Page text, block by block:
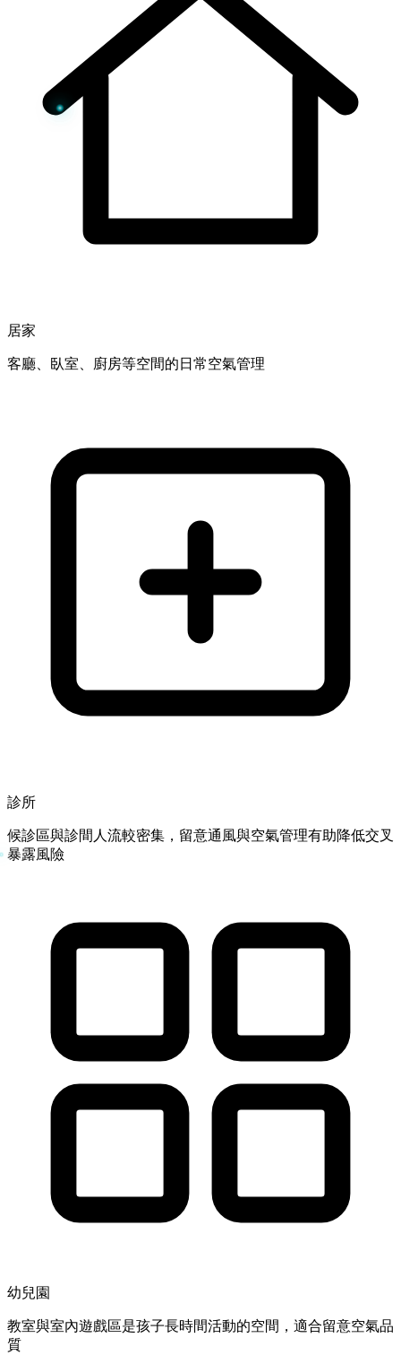
居家
客廳、臥室、廚房等空間的日常空氣管理
診所
候診區與診間人流較密集，留意通風與空氣管理有助降低交叉
暴露風險
幼兒園
教室與室內遊戲區是孩子長時間活動的空間，適合留意空氣品
質